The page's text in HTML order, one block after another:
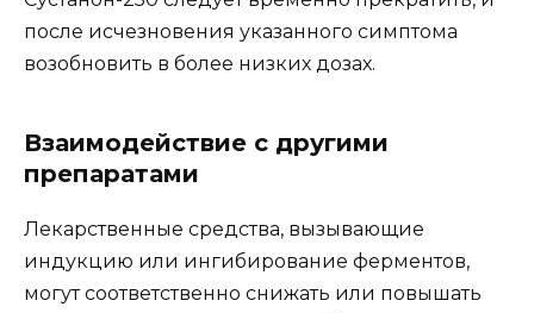
после исчезновения указанного симптома
возобновить в более низких дозах.
Взаимодействие с другими
препаратами
Лекарственные средства, вызывающие
индукцию или ингибирование ферментов,
могут соответственно снижать или повышать